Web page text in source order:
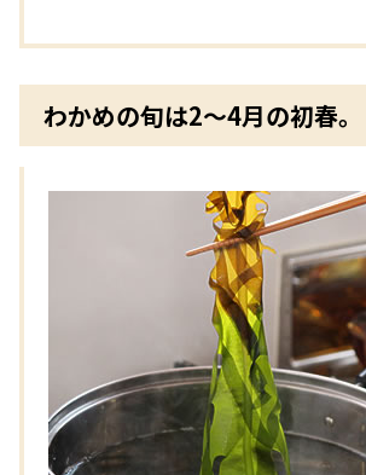
わかめの旬は2～4月の初春。